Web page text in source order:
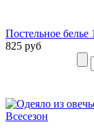
Постельное белье
825 руб